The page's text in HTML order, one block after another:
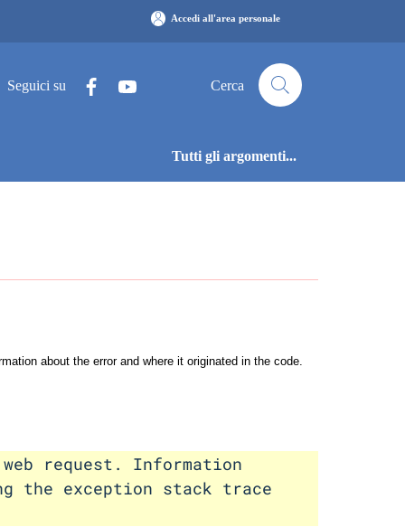
Accedi all'area personale
Seguici su Cerca
Tutti gli argomenti...
about the error and where it originated in the code.
request. Information
the exception stack trace